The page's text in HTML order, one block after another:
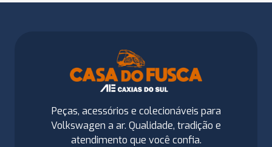
Peças, acessórios e colecionáveis para
Volkswagen a ar. Qualidade, tradição e
atendimento que você confia.